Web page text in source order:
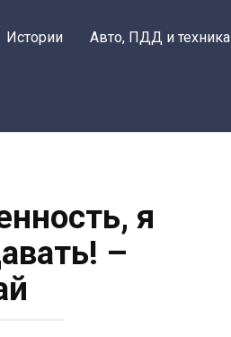
Истории Авто, ПДД и техника
я
–